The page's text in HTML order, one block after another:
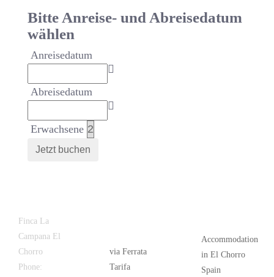
Bitte Anreise- und Abreisedatum
wählen
Anreisedatum
Abreisedatum
Erwachsene
Finca La
Campana El
Chorro
Phone:
via Ferrata
Tarifa
Accommodation
in El Chorro
Spain